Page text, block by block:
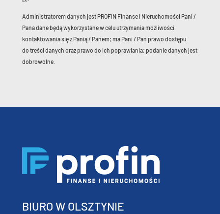
Administratorem danych jest PROFiN Finanse i Nieruchomości Pani /
Pana dane będą wykorzystane w celu utrzymania możliwości
kontaktowania się z Panią / Panem; ma Pani / Pan prawo dostępu
do treści danych oraz prawo do ich poprawiania; podanie danych jest
dobrowolne.
BIURO W OLSZTYNIE